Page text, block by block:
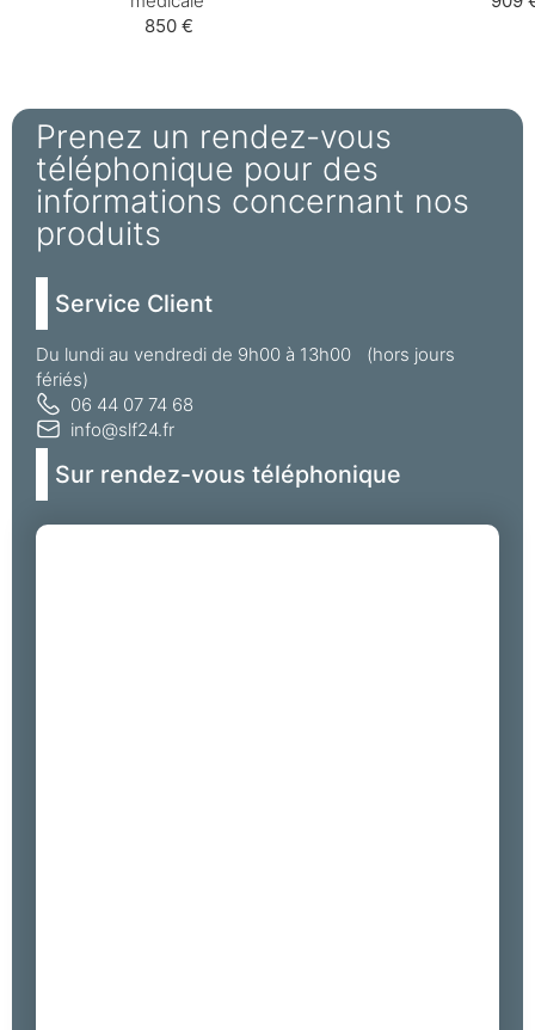
850 €
Prenez un rendez-vous
téléphonique pour des
informations concernant nos
produits
Service Client
Du lundi au vendredi de 9h00 à 13h00 (hors jours
fériés)
06 44 07 74 68
info@slf24.fr
Sur rendez-vous téléphonique